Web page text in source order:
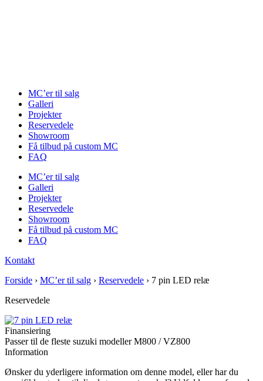
MC’er til salg
Galleri
Projekter
Reservedele
Showroom
Få tilbud på custom MC
FAQ
MC’er til salg
Galleri
Projekter
Reservedele
Showroom
Få tilbud på custom MC
FAQ
Kontakt
Forside › MC’er til salg › Reservedele › 7 pin LED relæ
Reservedele
Finansiering
Passer til de fleste suzuki modeller M800 / VZ800
Information
Ønsker du yderligere information om denne model, eller har du